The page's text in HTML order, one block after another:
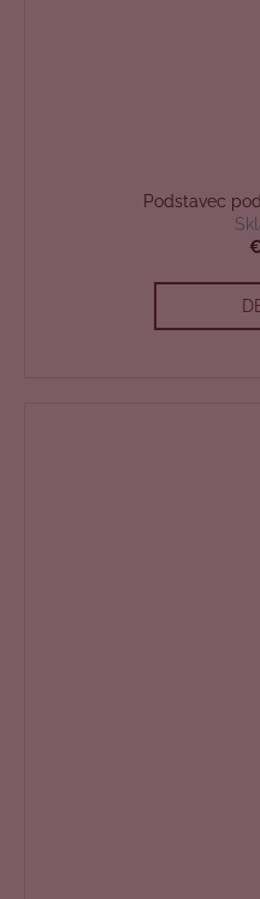
Podstavec